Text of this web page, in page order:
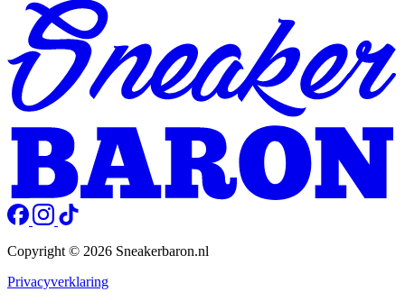
Copyright © 2026 Sneakerbaron.nl
Privacyverklaring